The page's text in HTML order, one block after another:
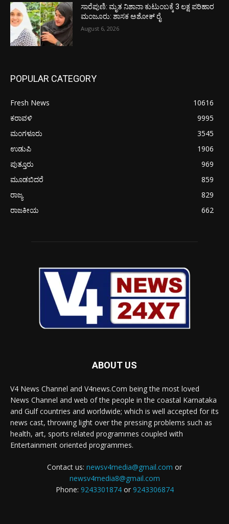
ಸಾರೆಪುಣಿ: ಮೃತ ನಿಶಾನಾ ಕುಟುಂಬಕ್ಕೆ 3 ಲಕ್ಷ ಪರಿಹಾರ
ಮಂಜೂರು: ಶಾಸಕ ಅಶೋಕ್ ರೈ
August 6, 2026
POPULAR CATEGORY
Fresh News
10616
ಕರಾವಳಿ
9995
ಮಂಗಳೂರು
3545
ಉಡುಪಿ
1906
ಪುತ್ತೂರು
969
ಮೂಡಬಿದರೆ
859
ರಾಜ್ಯ
829
ರಾಜಕೀಯ
662
ABOUT US
V4 News Channel and V4news.Com being the most loved
News Channel and web of the people in the coastal Karnataka
and Gulf countries and worldwide; which is well accepted for its
news cast, throwing light over the pressing problems such as
health, art, sports related programmes coupled with
Entertainment oriented programmes.
Contact us: newsv4media@gmail.com or
newsv4media8@gmail.com
Phone: 9243301874or 9243306874